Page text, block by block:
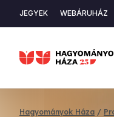
tartalomra
Másodlagos
JEGYEK WEBÁRUHÁZ
Hagyományok Háza